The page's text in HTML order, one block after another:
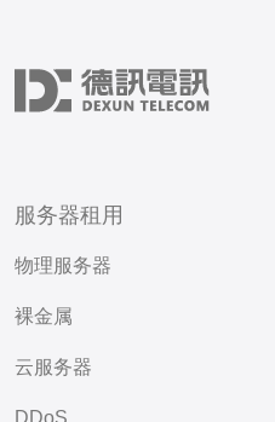
服务器租用
物理服务器
裸金属
云服务器
DDoS